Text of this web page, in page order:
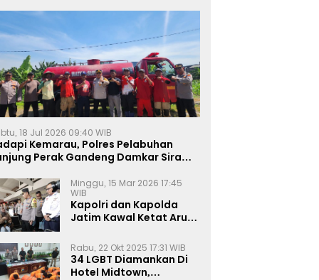
18 Jul 2026 09:40 WIB
Kemarau, Polres Pelabuhan
Perak Gandeng Damkar Siram
Minggu, 15 Mar 2026 17:45
WIB
Kapolri dan Kapolda
Jatim Kawal Ketat Arus
Rabu, 22 Okt 2025 17:31 WIB
34 LGBT Diamankan Di
Hotel Midtown,